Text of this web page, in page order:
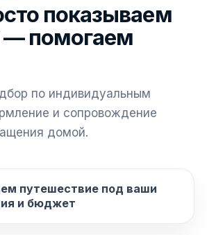
показываем
— помогаем
по индивидуальным
и сопровождение
домой.
путешествие под ваши
и бюджет